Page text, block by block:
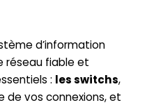
d’information
réseau fiable et
: les switchs,
de vos connexions, et